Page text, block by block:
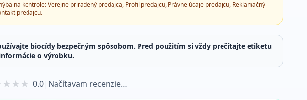
na kontrole:Verejne priradený predajca, Profil predajcu, Právne údaje predajcu, Reklamačný
predajcu.
biocídy bezpečným spôsobom. Pred použitím si vždy prečítajte etiketu
o výrobku.
★★★ 0.0| Načítavam recenzie…